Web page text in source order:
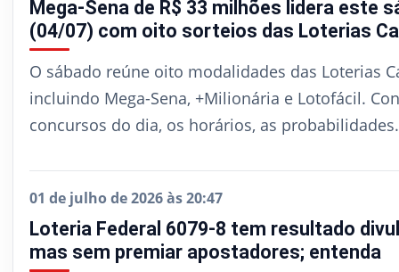
Mega-Sena de R$ 33 milhões lidera este
(04/07) com oito sorteios das Loterias
O sábado reúne oito modalidades das Loterias
incluindo Mega-Sena, +Milionária e Lotofácil.
concursos do dia, os horários, as
01 de julho de 2026 às 20:47
Loteria Federal 6079-8 tem resultado
mas sem premiar apostadores; entenda